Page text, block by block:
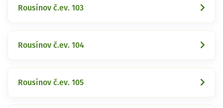
Rousínov č.ev. 103
Rousínov č.ev. 104
Rousínov č.ev. 105